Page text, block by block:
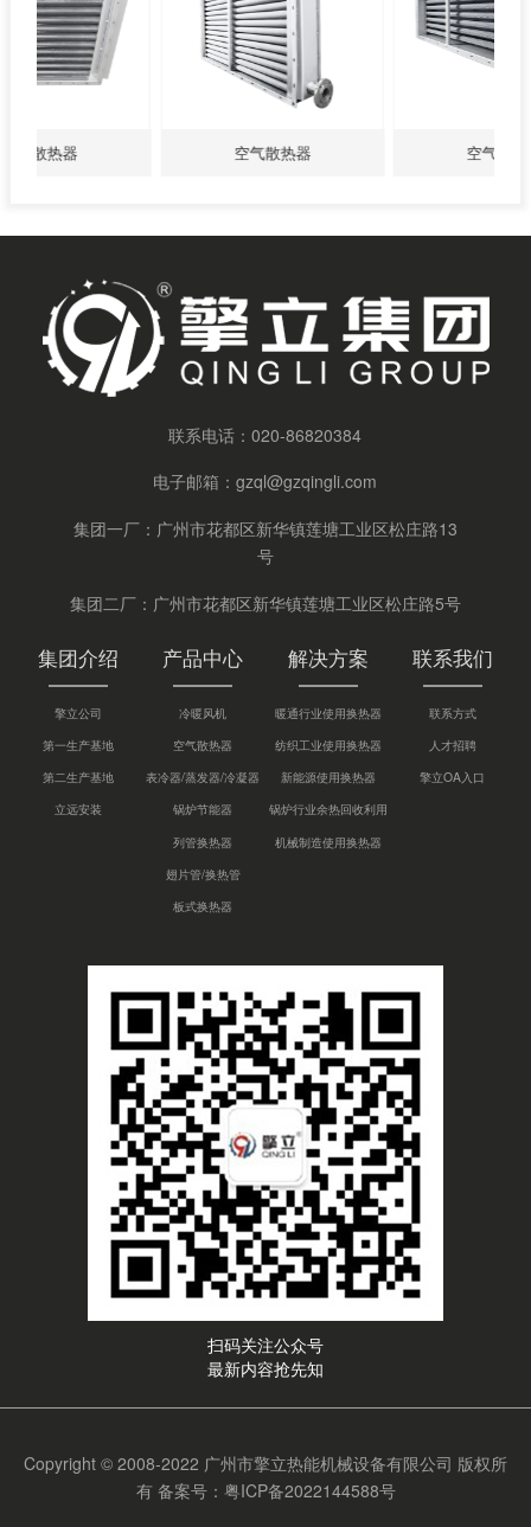
联系电话：020-86820384
电子邮箱：gzql@gzqingli.com
集团一厂：广州市花都区新华镇莲塘工业区松庄路13
号
集团二厂：广州市花都区新华镇莲塘工业区松庄路5号
集团介绍
擎立公司
第一生产基地
第二生产基地
立远安装
产品中心
冷暖风机
空气散热器
表冷器/蒸发器/冷凝器
锅炉节能器
列管换热器
翅片管/换热管
板式换热器
解决方案
暖通行业使用换热器
纺织工业使用换热器
新能源使用换热器
锅炉行业余热回收利用
机械制造使用换热器
联系我们
联系方式
人才招聘
擎立OA入口
扫码关注公众号
最新内容抢先知
Copyright © 2008-2022 广州市擎立热能机械设备有限公司 版权所
有 备案号：粤ICP备2022144588号